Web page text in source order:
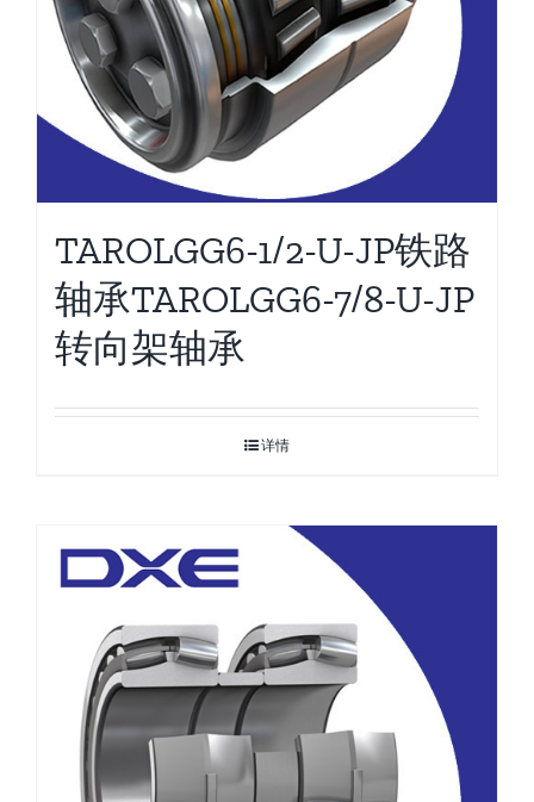
TAROLGG6-1/2-U-JP铁路
轴承TAROLGG6-7/8-U-JP
转向架轴承
详情